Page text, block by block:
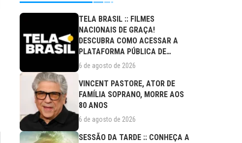
TELA BRASIL :: FILMES
NACIONAIS DE GRAÇA!
DESCUBRA COMO ACESSAR A
PLATAFORMA PÚBLICA DE
STREAMING
6 de agosto de 2026
VINCENT PASTORE, ATOR DE
FAMÍLIA SOPRANO, MORRE AOS
80 ANOS
6 de agosto de 2026
SESSÃO DA TARDE :: CONHEÇA A